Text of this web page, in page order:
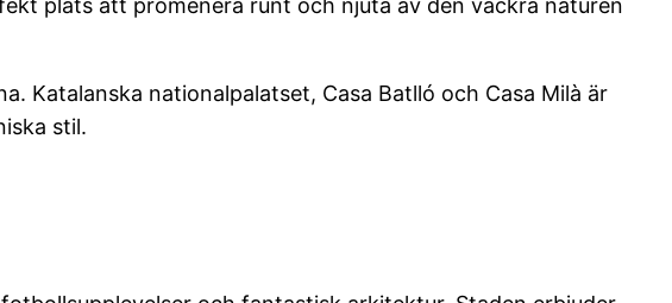
Katalanska nationalpalatset, Casa Batlló och Casa Milà är
stil.